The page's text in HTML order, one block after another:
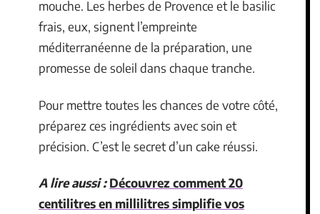
mouche. Les herbes de Provence et le basilic
frais, eux, signent l’empreinte
méditerranéenne de la préparation, une
promesse de soleil dans chaque tranche.
Pour mettre toutes les chances de votre côté,
préparez ces ingrédients avec soin et
précision. C’est le secret d’un cake réussi.
A lire aussi : Découvrez comment 20
centilitres en millilitres simplifie vos